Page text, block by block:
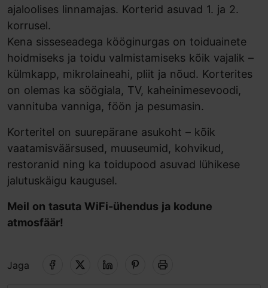
ajaloolises linnamajas. Korterid asuvad 1. ja 2.
korrusel.
Kena sisseseadega kööginurgas on toiduainete
hoidmiseks ja toidu valmistamiseks kõik vajalik –
külmkapp, mikrolaineahi, pliit ja nõud. Korterites
on olemas ka söögiala, TV, kaheinimesevoodi,
vannituba vanniga, föön ja pesumasin.
Korteritel on suurepärane asukoht – kõik
vaatamisväärsused, muuseumid, kohvikud,
restoranid ning ka toidupood asuvad lühikese
jalutuskäigu kaugusel.
Meil on tasuta WiFi-ühendus ja kodune
atmosfäär!
Jaga